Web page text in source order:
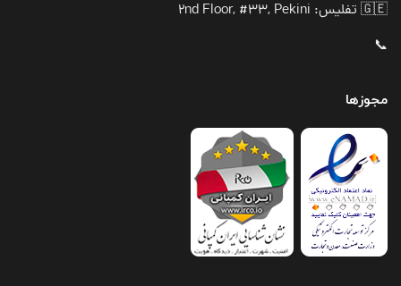
🇬🇪 تفلیس: 2nd Floor, #33, Pekini
📞
مجوزها